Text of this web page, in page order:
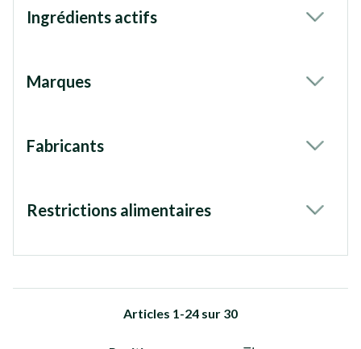
Ingrédients actifs
Marques
Fabricants
Restrictions alimentaires
Articles 1-24 sur 30